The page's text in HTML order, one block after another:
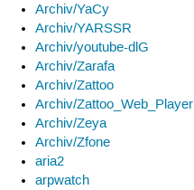
Archiv/YaCy
Archiv/YARSSR
Archiv/youtube-dlG
Archiv/Zarafa
Archiv/Zattoo
Archiv/Zattoo_Web_Player
Archiv/Zeya
Archiv/Zfone
aria2
arpwatch